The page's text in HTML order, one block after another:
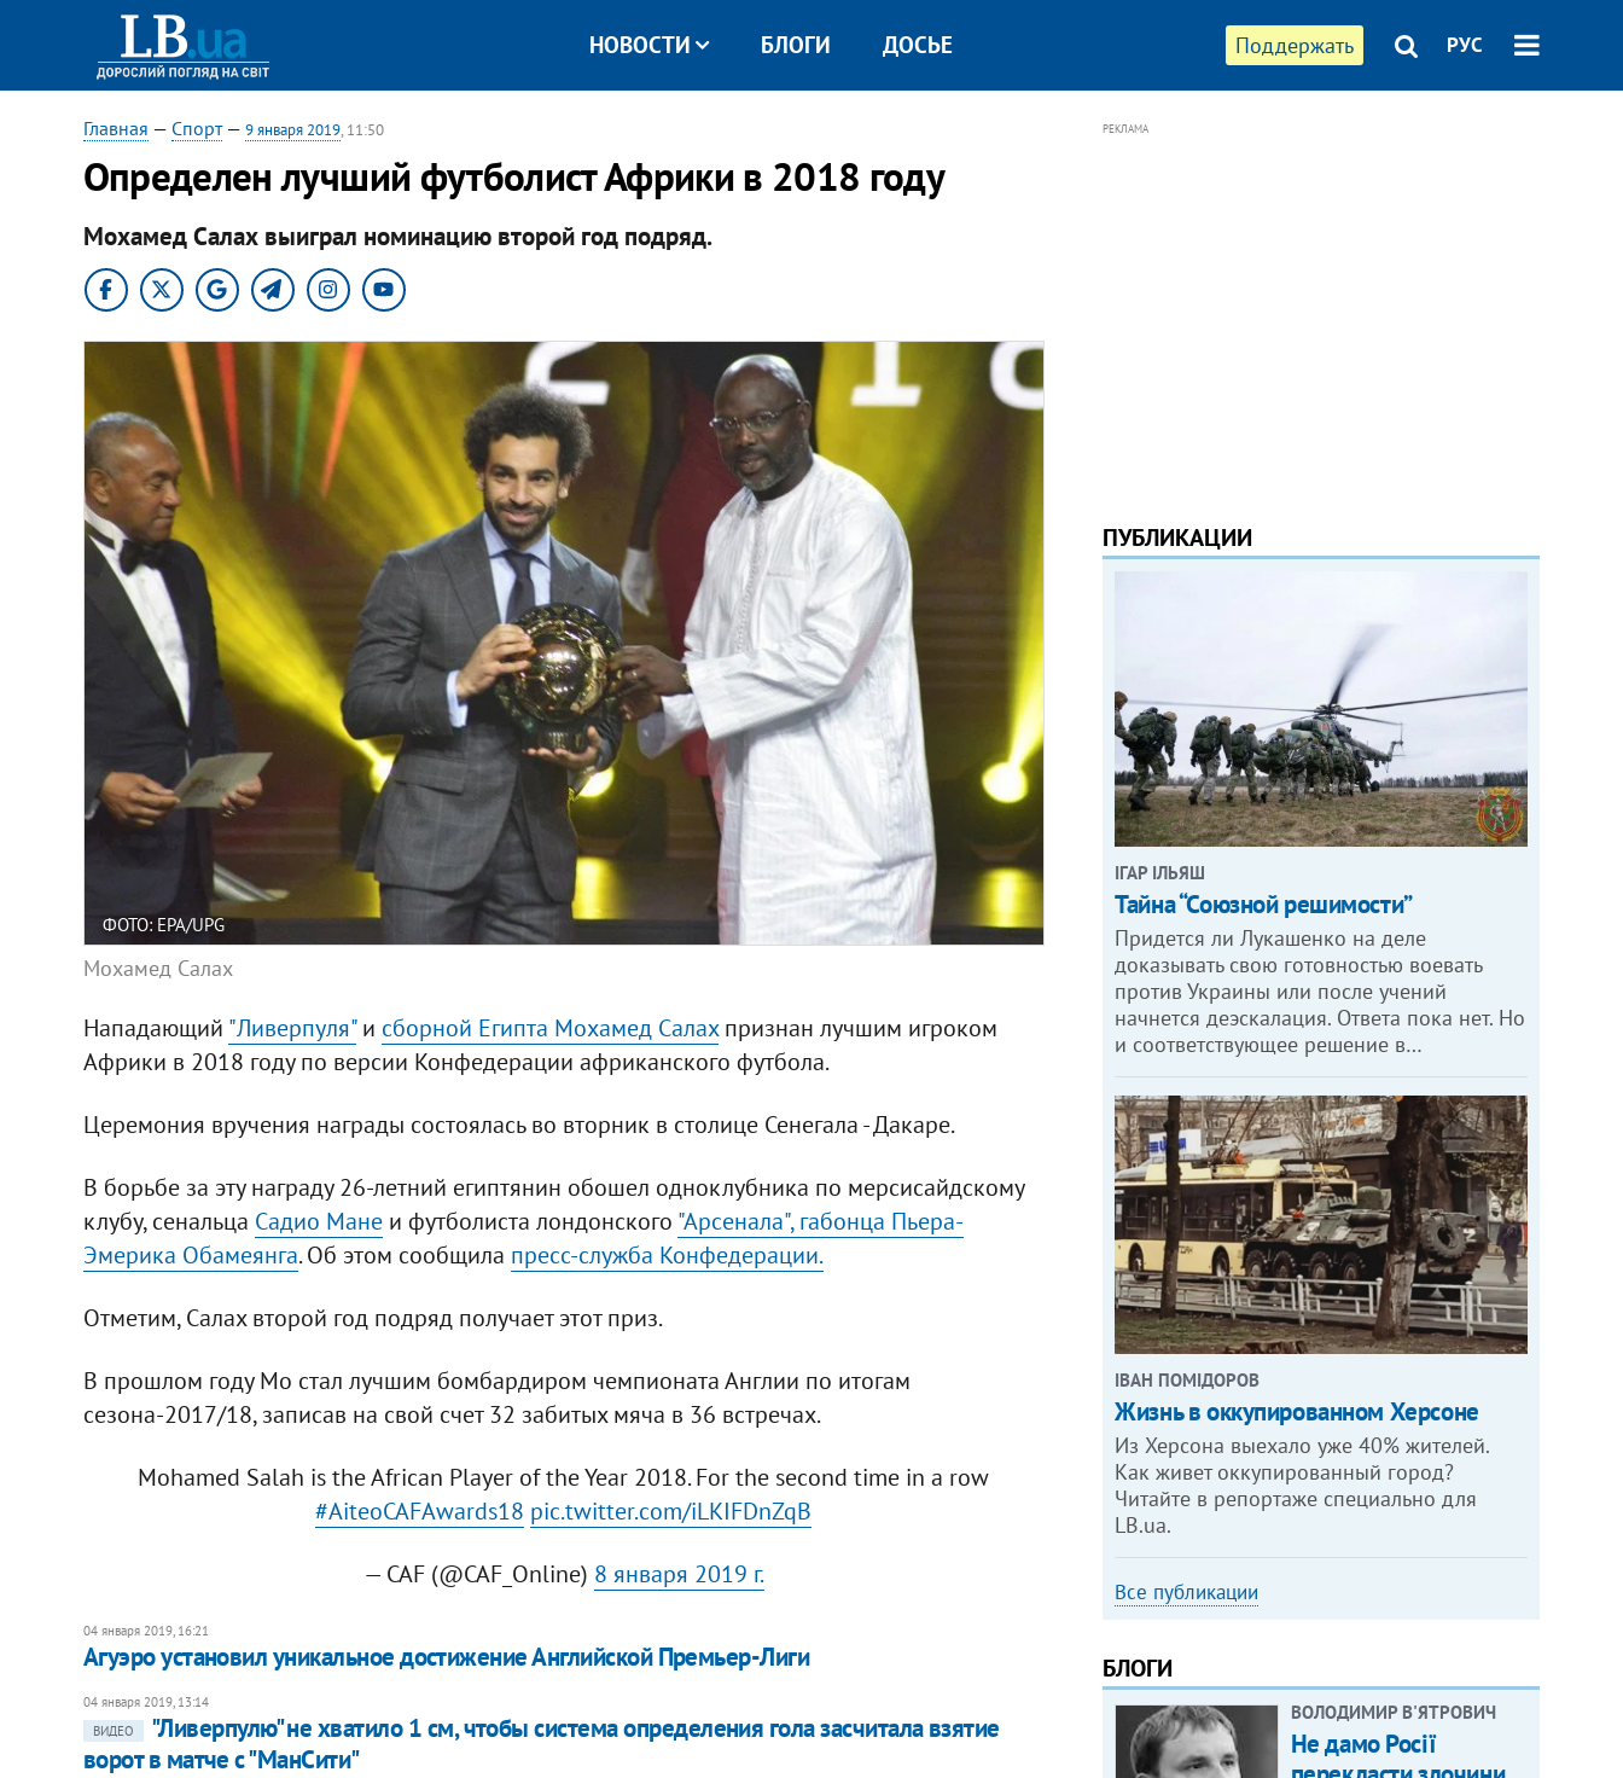
Поддержать РУС
НОВОСТИ БЛОГИ ДОСЬЕ
Главная — Спорт— 9 января 2019, 11:50
Определен лучший футболист Африки в 2018 году
Мохамед Салах выиграл номинацию второй год подряд.
ФОТО: EPA/UPG
Мохамед Салах
Нападающий "Ливерпуля"и сборной Египта Мохамед Салахпризнан лучшим игроком
Африки в 2018 году по версии Конфедерации африканского футбола.
Церемония вручения награды состоялась во вторник в cтолице Сенегала - Дакаре.
В борьбе за эту награду 26-летний египтянин обошел одноклубника по мерсисайдскому
клубу, сенальца Садио Манеи футболиста лондонского "Арсенала", габонца Пьера-
Эмерика Обамеянга. Об этом сообщила пресс-служба Конфедерации.
Отметим, Салах второй год подряд получает этот приз.
В прошлом году Мо стал лучшим бомбардиром чемпионата Англии по итогам
сезона-2017/18, записав на свой счет 32 забитых мяча в 36 встречах.
Mohamed Salah is the African Player of the Year 2018. For the second time in a row
#AiteoCAFAwards18 pic.twitter.com/iLKIFDnZqB
— CAF (@CAF_Online) 8 января 2019 г.
04 января 2019, 16:21
Агуэро установил уникальное достижение Английской Премьер-Лиги
04 января 2019, 13:14
ВИДЕО
"Ливерпулю" не хватило 1 см, чтобы система определения гола засчитала взятие
ворот в матче с "МанСити"
РЕКЛАМА
ПУБЛИКАЦИИ
ІГАР ІЛЬЯШ
Тайна “Союзной решимости”
Придется ли Лукашенко на деле
доказывать свою готовностью воевать
против Украины или после учений
начнется деэскалация. Ответа пока нет. Но
и соответствующее решение в…
ІВАН ПОМІДОРОВ
Жизнь в оккупированном Херсоне
Из Херсона выехало уже 40% жителей.
Как живет оккупированный город?
Читайте в репортаже специально для
LB.ua.
Все публикации
БЛОГИ
ВОЛОДИМИР В'ЯТРОВИЧ
Не дамо Росії